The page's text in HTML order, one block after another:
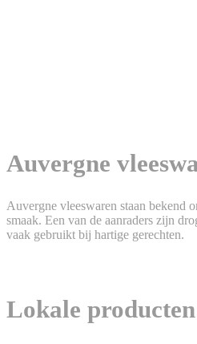
Auvergne
Auvergne vleeswaren staan bekend
smaak. Een van de aanraders zijn
vaak gebruikt bij hartige gerechten.
Lokale producten